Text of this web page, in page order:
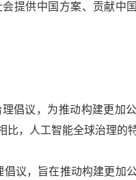
提供中国方案、贡献中
议，为推动构建更加
，人工智能全球治理的
，旨在推动构建更加